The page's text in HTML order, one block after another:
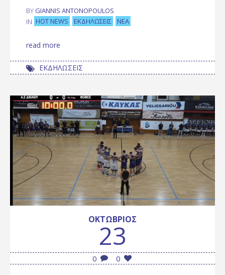
BY GIANNIS ANTONOPOULOS
IN HOT NEWS ΕΚΔΗΛΏΣΕΙΣ ΝΈΑ
read more
ΕΚΔΗΛΩΣΕΙΣ
ΟΚΤΏΒΡΙΟΣ
23
0 0